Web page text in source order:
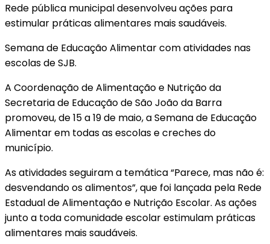
Rede pública municipal desenvolveu ações para
estimular práticas alimentares mais saudáveis.
Semana de Educação Alimentar com atividades nas
escolas de SJB.
A Coordenação de Alimentação e Nutrição da
Secretaria de Educação de São João da Barra
promoveu, de 15 a 19 de maio, a Semana de Educação
Alimentar em todas as escolas e creches do
município.
As atividades seguiram a temática “Parece, mas não é:
desvendando os alimentos”, que foi lançada pela Rede
Estadual de Alimentação e Nutrição Escolar. As ações
junto a toda comunidade escolar estimulam práticas
alimentares mais saudáveis.